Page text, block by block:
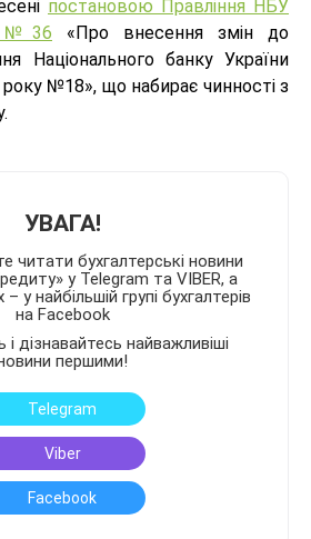
постановою Правління НБУ
№36 «Про внесення змін до
Національного банку України
№18», що набирає чинності з
УВАГА!
читати бухгалтерські новини
у Telegram та VIBER, а
у найбільшій групі бухгалтерів
на Facebook
дізнавайтесь найважливіші
першими!
Telegram
Viber
Facebook